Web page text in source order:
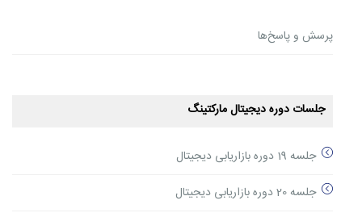
پرسش و پاسخ‌ها
جلسات دوره دیجیتال مارکتینگ
جلسه 19 دوره بازاریابی دیجیتال
جلسه 20 دوره بازاریابی دیجیتال